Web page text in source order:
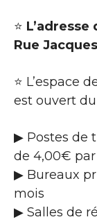
⭐ L’adresse
Rue
⭐ L’espace
est ouvert
▶ Postes de
de 4,00€
▶ Bureaux
mois
▶ Salles de